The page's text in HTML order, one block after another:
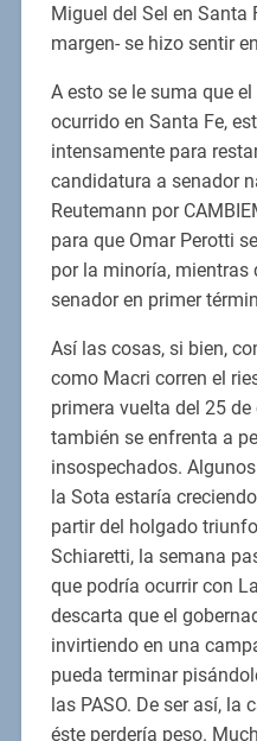
Miguel del Sel en Santa
margen- se hizo sentir
A esto se le suma que
ocurrido en Santa Fe,
intensamente para
candidatura a senador
Reutemann por
para que Omar Perotti
por la minoría, mientras
senador en primer
Así las cosas, si bien,
como Macri corren el
primera vuelta del 25
también se enfrenta a
insospechados.
la Sota estaría
partir del holgado
Schiaretti, la semana
que podría ocurrir con
descarta que el
invirtiendo en una
pueda terminar
las PASO. De ser así, la
éste perdería peso.